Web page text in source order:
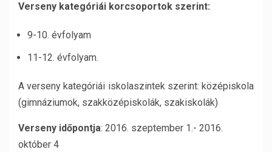
Verseny kategóriái korcsoportok szerint:
9-10. évfolyam
11-12. évfolyam.
A verseny kategóriái iskolaszintek szerint: középiskola
(gimnáziumok, szakközépiskolák, szakiskolák)
Verseny időpontja: 2016. szeptember 1.- 2016.
október 4